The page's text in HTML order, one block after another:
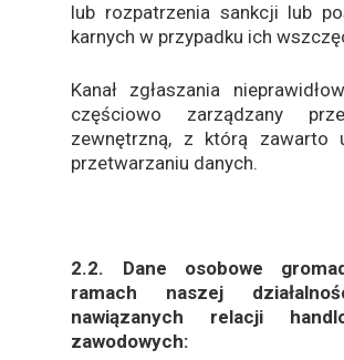
lub rozpatrzenia sankcji lub
karnych w przypadku ich
Kanał zgłaszania
częściowo zarządzany
zewnętrzną, z którą zawarto
przetwarzaniu danych.
2.2. Dane osobowe
ramach naszej
nawiązanych relacji
zawodowych: